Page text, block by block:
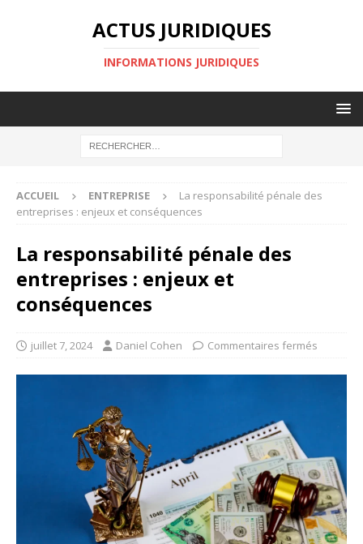
ACTUS JURIDIQUES
INFORMATIONS JURIDIQUES
ACCUEIL ENTREPRISE
La responsabilité pénale des
entreprises : enjeux et conséquences
La responsabilité pénale des
entreprises : enjeux et
conséquences
juillet 7, 2024 Daniel Cohen Commentaires fermés